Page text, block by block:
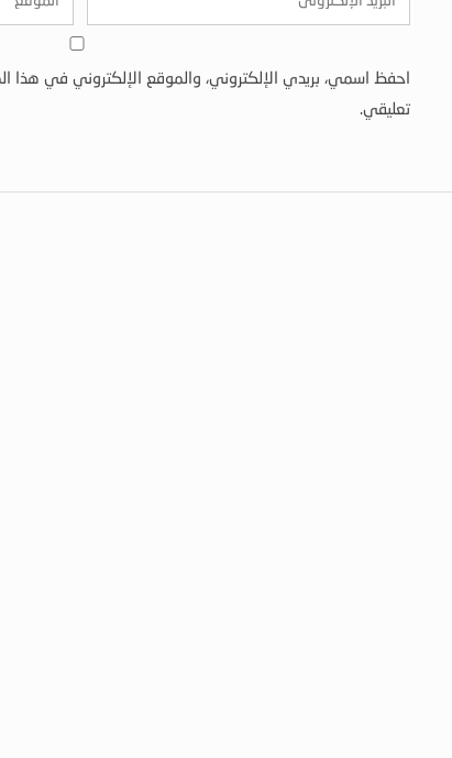
احفظ اسمي، بريدي الإلكتروني، والموقع الإلكتروني في هذا
تعليقي.